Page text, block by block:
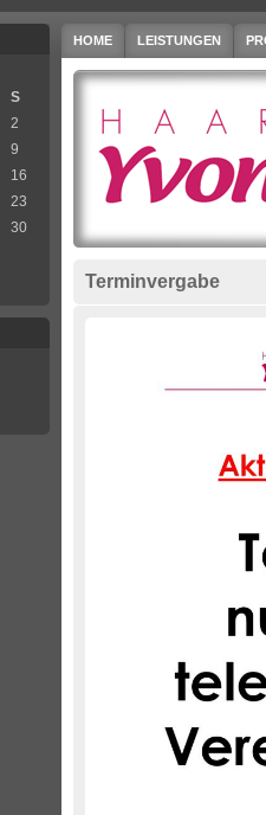
S
2
9
16
23
30
HOME LEISTUNGEN
Terminvergabe